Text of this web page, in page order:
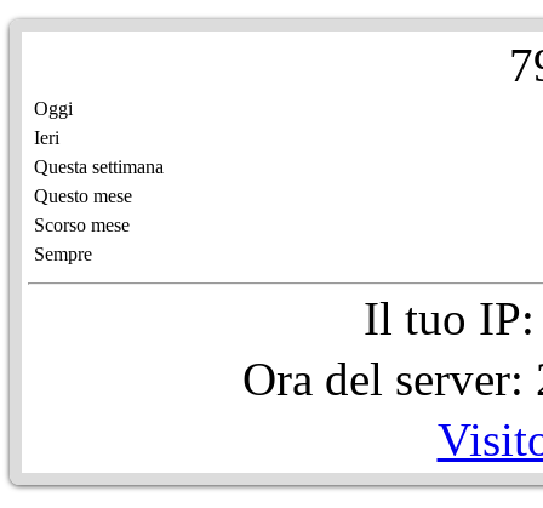
7
Oggi
Ieri
Questa settimana
Questo mese
Scorso mese
Sempre
Il tuo IP:
Ora del